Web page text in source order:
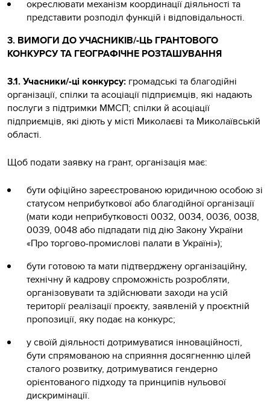
окреслювати механізм координації діяльності та
представити розподіл функцій і відповідальності.
3. ВИМОГИ ДО УЧАСНИКІВ/-ЦЬ ГРАНТОВОГО
КОНКУРСУ ТА ГЕОГРАФІЧНЕ РОЗТАШУВАННЯ
3.1. Учасники/-ці конкурсу: громадські та благодійні
організації, спілки та асоціації підприємців, які надають
послуги з підтримки ММСП; спілки й асоціації
підприємців, які діють у місті Миколаєві та Миколаївській
області.
Щоб подати заявку на грант, організація має:
бути офіційно зареєстрованою юридичною особою зі
статусом неприбуткової або благодійної організації
(мати коди неприбутковості 0032, 0034, 0036, 0038,
0039, 0048 або підпадати під дію Закону України
«Про торгово-промислові палати в Україні»);
бути готовою та мати підтверджену організаційну,
технічну й кадрову спроможність розробляти,
організовувати та здійснювати заходи на усій
території реалізації проєкту, заявленій у проєктній
пропозиції, яку подає на конкурс;
у своїй діяльності дотримуватися інноваційності,
бути спрямованою на сприяння досягненню цілей
сталого розвитку, дотримуватися гендерно
орієнтованого підходу та принципів нульової
дискримінації.